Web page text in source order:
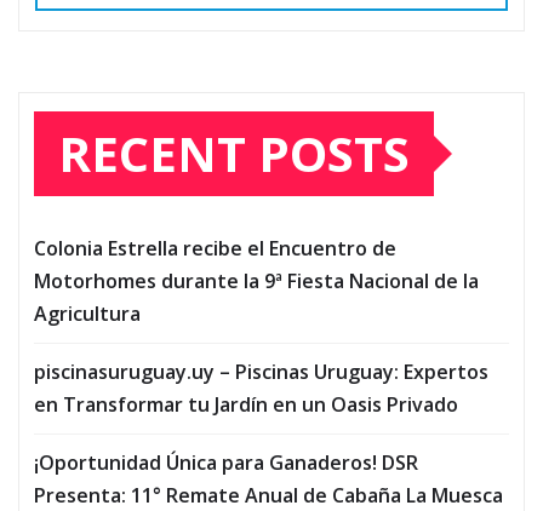
RECENT POSTS
Colonia Estrella recibe el Encuentro de
Motorhomes durante la 9ª Fiesta Nacional de la
Agricultura
piscinasuruguay.uy – Piscinas Uruguay: Expertos
en Transformar tu Jardín en un Oasis Privado
¡Oportunidad Única para Ganaderos! DSR
Presenta: 11° Remate Anual de Cabaña La Muesca